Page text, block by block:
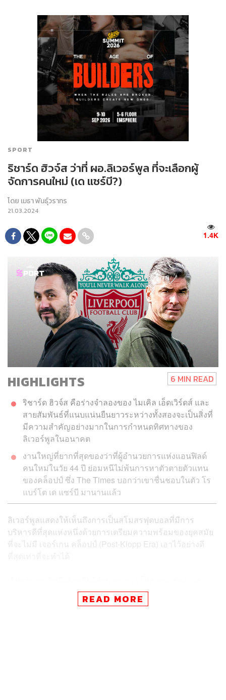
SPORT
ริชาร์ด ฮิวจ์ส ว่าที่ ผอ.ลิเวอร์พูล ที่จะเลือกผู้
จัดการคนใหม่ (เด แซร์บี?)
โดย เมธา พันธุ์วราทร
21.03.2024
1.4K
HIGHLIGHTS 6 MIN READ
ริชาร์ด ฮิวจ์ส คือร่างจำลองของ ไมเคิล เอ็ดเวิร์ดส์ และ
สายสัมพันธ์ที่แนบแน่นยืนยาวระหว่างทั้งสองจะเป็นสิ่งที่
มีความสำคัญอย่างมากในการกำหนดทิศทางของ
ลิเวอร์พูลในอนาคต
งานใหญ่ที่ยากที่สุดของว่าที่ผู้อำนวยการแห่งแอนฟิลด์
คนใหม่ในวัย 44 ปี ย่อมหนีไม่พ้นการหาตัวตายตัวแทน
ของคล็อปป์ ซึ่ง The Times บอกว่าเขาชื่นชอบในตัว โร
แบร์โต เด แซร์บี มานานแล้ว
ลิเวอร์พูลแสดงให้เห็นถึงการเป็นสโมสรฟุตบอลที่มีการ
บริหารดีที่สุดแห่งหนึ่งด้วยการเตรียมความพร้อมของยุคสมัย
ที่จะไม่มี เจอร์เกน คล็อปป์ (Post-Klopp Era) เอาไว้อย่างดี
ไมเคิล เอ็ดเวิร์ดส์ ให้กลับมานั่งแท่นในตำแหน่งบริหารที่ใหญ่
กว่าเดิม ขึ้นตรงกับ Fenway Sports Group เจ้าของสโมสร
READ MORE